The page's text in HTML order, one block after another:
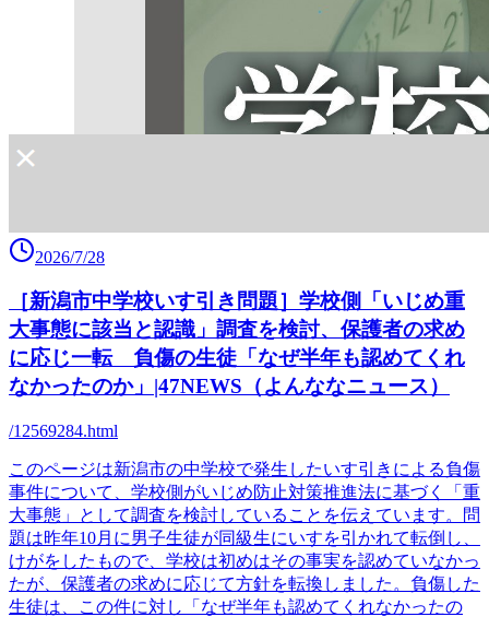
2026/7/28
［新潟市中学校いす引き問題］学校側「いじめ重
大事態に該当と認識」調査を検討、保護者の求め
に応じ一転 負傷の生徒「なぜ半年も認めてくれ
なかったのか」|47NEWS（よんななニュース）
/12569284.html
このページは新潟市の中学校で発生したいす引きによる負傷
事件について、学校側がいじめ防止対策推進法に基づく「重
大事態」として調査を検討していることを伝えています。問
題は昨年10月に男子生徒が同級生にいすを引かれて転倒し、
けがをしたもので、学校は初めはその事実を認めていなかっ
たが、保護者の求めに応じて方針を転換しました。負傷した
生徒は、この件に対し「なぜ半年も認めてくれなかったの